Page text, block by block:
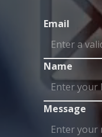
Email
Name
Message